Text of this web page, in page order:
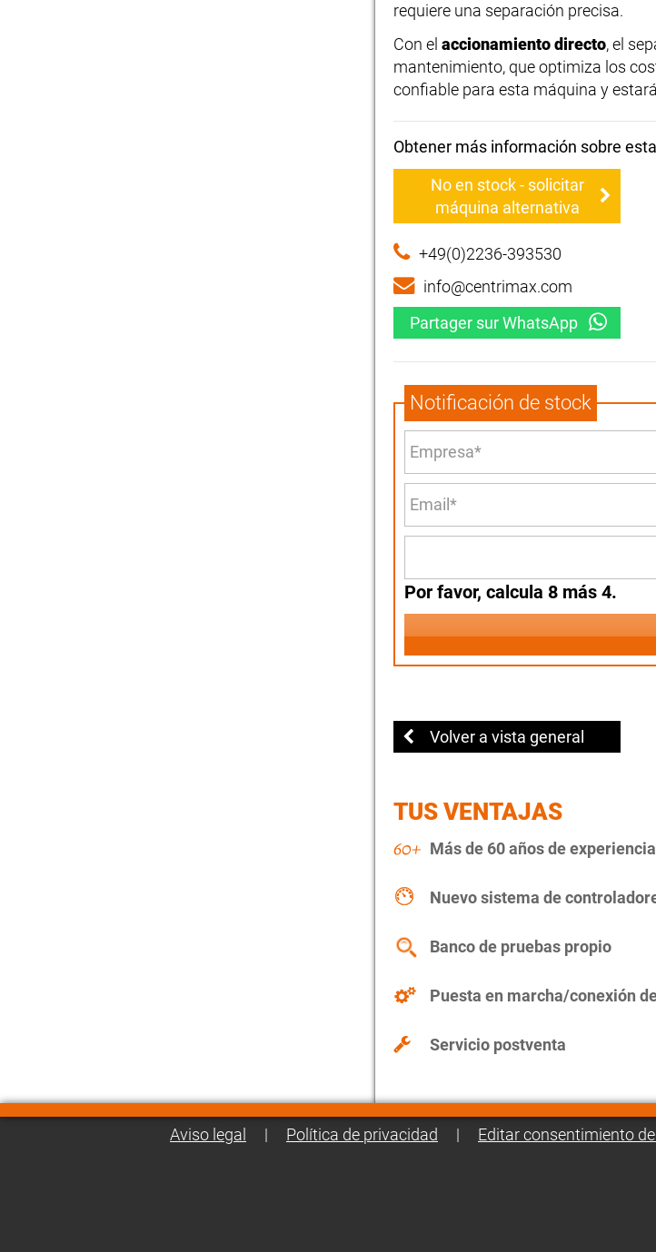
requiere una separación precisa.
Con el accionamiento directo, el
mantenimiento, que optimiza los
confiable para esta máquina y
Obtener más información sobre
No en stock - solicitar
máquina alternativa
+49(0)2236-393530
info@centrimax.com
Partager sur WhatsApp
Notificación de stock
Por favor, calcula 8 más 4.
Volver a vista general
TUS VENTAJAS
Más de 60 años de experiencia
Nuevo sistema de
Banco de pruebas propio
Puesta en marcha/conexión
Servicio postventa
Aviso legal | Política de privacidad | Editar consentimiento